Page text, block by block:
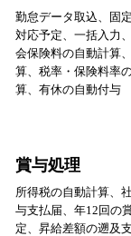
勤怠データ取込、固
対応予定、一括入力
会保険料の自動計算
算、税率・保険料率
算、有休の自動付与
賞与処理
所得税の自動計算、
与支払届、年12回の
定、昇給差額の遡及